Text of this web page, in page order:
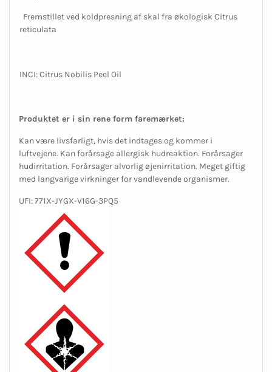
Fremstillet ved koldpresning af skal fra økologisk Citrus
reticulata
INCI: Citrus Nobilis Peel Oil
Produktet er i sin rene form faremærket:
Kan være livsfarligt, hvis det indtages og kommer i
luftvejene. Kan forårsage allergisk hudreaktion. Forårsager
hudirritation. Forårsager alvorlig øjenirritation. Meget giftig
med langvarige virkninger for vandlevende organismer.
UFI: 771X-JYGX-V16G-3PQ5